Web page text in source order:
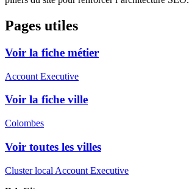
Pages utiles
Voir la fiche métier
Account Executive
Voir la fiche ville
Colombes
Voir toutes les villes
Cluster local Account Executive